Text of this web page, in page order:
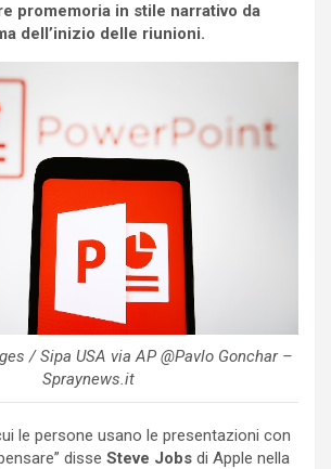
promemoria in stile narrativo da
dell’inizio delle riunioni.
/ Sipa USA via AP @Pavlo Gonchar –
Spraynews.it
le persone usano le presentazioni con
disse Steve Jobs di Apple nella